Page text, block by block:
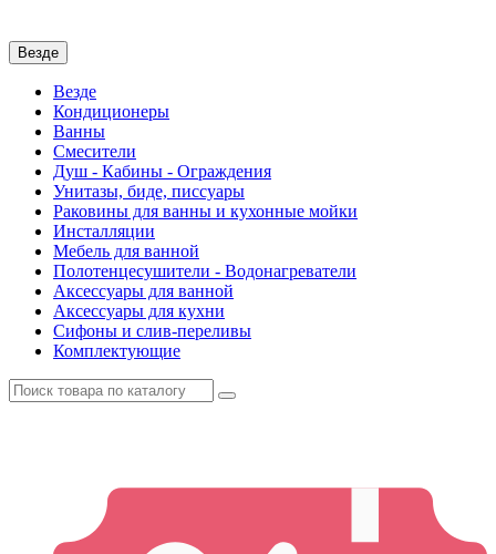
Везде
Везде
Кондиционеры
Ванны
Смесители
Душ - Кабины - Ограждения
Унитазы, биде, писсуары
Раковины для ванны и кухонные мойки
Инсталляции
Мебель для ванной
Полотенцесушители - Водонагреватели
Аксессуары для ванной
Аксессуары для кухни
Сифоны и слив-переливы
Комплектующие